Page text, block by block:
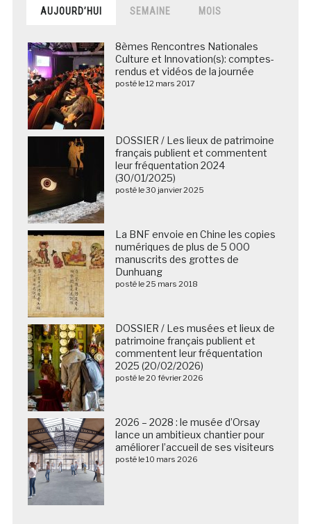
AUJOURD’HUI SEMAINE MOIS
8èmes Rencontres Nationales
Culture et Innovation(s): comptes-
rendus et vidéos de la journée
posté le 12 mars 2017
DOSSIER / Les lieux de patrimoine
français publient et commentent
leur fréquentation 2024
(30/01/2025)
posté le 30 janvier 2025
La BNF envoie en Chine les copies
numériques de plus de 5 000
manuscrits des grottes de
Dunhuang
posté le 25 mars 2018
DOSSIER / Les musées et lieux de
patrimoine français publient et
commentent leur fréquentation
2025 (20/02/2026)
posté le 20 février 2026
2026 – 2028 : le musée d’Orsay
lance un ambitieux chantier pour
améliorer l’accueil de ses visiteurs
posté le 10 mars 2026